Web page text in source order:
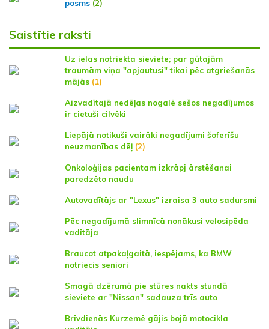
posms (2)
Saistītie raksti
Uz ielas notriekta sieviete; par gūtajām
traumām viņa "apjautusi" tikai pēc atgriešanās
mājās (1)
Aizvadītajā nedēļas nogalē sešos negadījumos
ir cietuši cilvēki
Liepājā notikuši vairāki negadījumi šoferīšu
neuzmanības dēļ (2)
Onkoloģijas pacientam izkrāpj ārstēšanai
paredzēto naudu
Autovadītājs ar "Lexus" izraisa 3 auto sadursmi
Pēc negadījumā slimnīcā nonākusi velosipēda
vadītāja
Braucot atpakaļgaitā, iespējams, ka BMW
notriecis seniori
Smagā dzērumā pie stūres nakts stundā
sieviete ar "Nissan" sadauza trīs auto
Brīvdienās Kurzemē gājis bojā motocikla